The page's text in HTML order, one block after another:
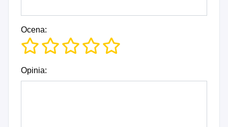
Ocena:
Opinia: